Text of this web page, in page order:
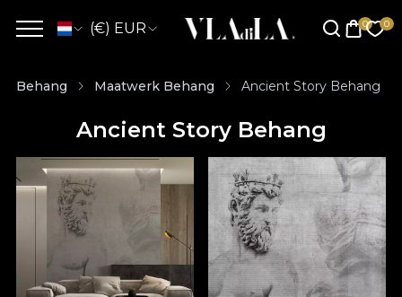
(€) EUR
Behang Maatwerk Behang Ancient Story Behang
Ancient Story Behang